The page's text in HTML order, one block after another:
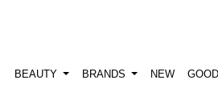
BEAUTY BRANDS NEW